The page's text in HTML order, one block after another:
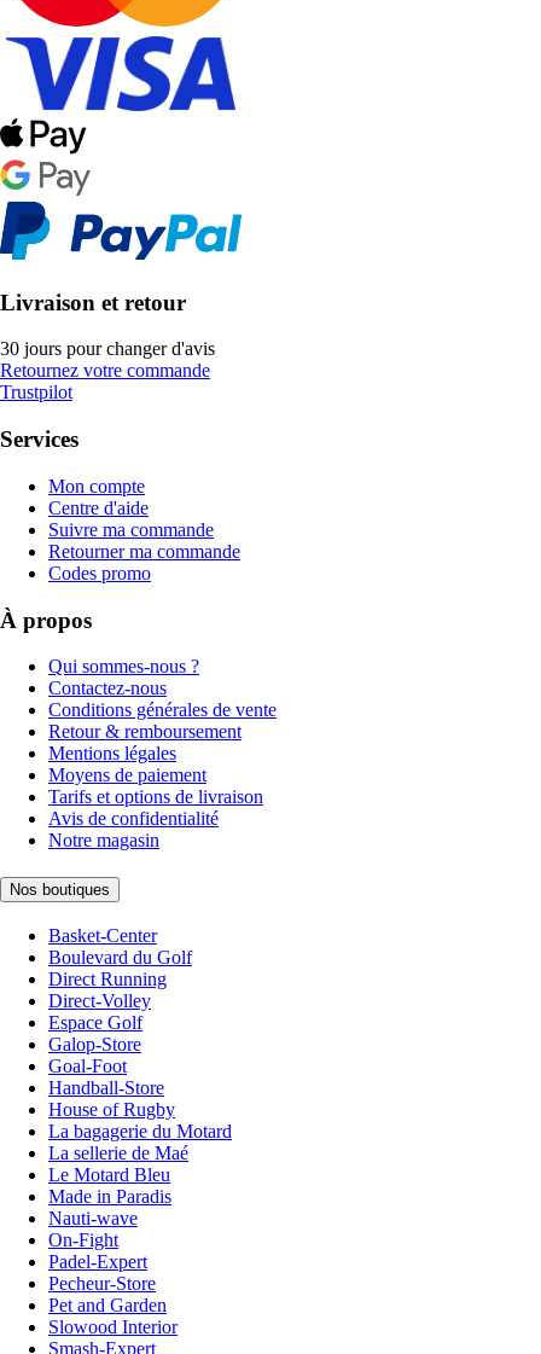
Livraison et retour
30 jours pour changer d'avis
Retournez votre commande
Trustpilot
Services
Mon compte
Centre d'aide
Suivre ma commande
Retourner ma commande
Codes promo
À propos
Qui sommes-nous ?
Contactez-nous
Conditions générales de vente
Retour & remboursement
Mentions légales
Moyens de paiement
Tarifs et options de livraison
Avis de confidentialité
Notre magasin
Nos boutiques
Basket-Center
Boulevard du Golf
Direct Running
Direct-Volley
Espace Golf
Galop-Store
Goal-Foot
Handball-Store
House of Rugby
La bagagerie du Motard
La sellerie de Maé
Le Motard Bleu
Made in Paradis
Nauti-wave
On-Fight
Padel-Expert
Pecheur-Store
Pet and Garden
Slowood Interior
Smash-Expert